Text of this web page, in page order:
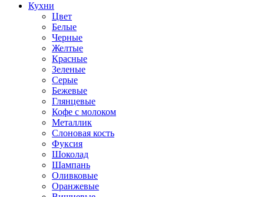
Кухни
Цвет
Белые
Черные
Желтые
Красные
Зеленые
Серые
Бежевые
Глянцевые
Кофе с молоком
Металлик
Слоновая кость
Фуксия
Шоколад
Шампань
Оливковые
Оранжевые